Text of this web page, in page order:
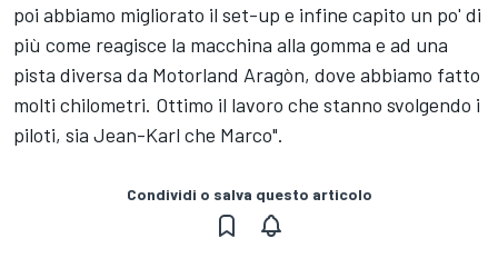
poi abbiamo migliorato il set-up e infine capito un po' di
più come reagisce la macchina alla gomma e ad una
pista diversa da Motorland Aragòn, dove abbiamo fatto
molti chilometri. Ottimo il lavoro che stanno svolgendo i
piloti, sia Jean-Karl che Marco".
Condividi o salva questo articolo